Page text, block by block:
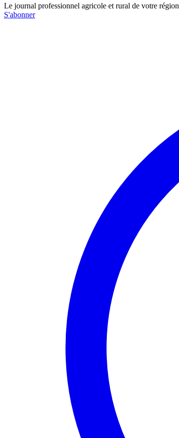
Le journal professionnel agricole et rural de votre région
S'abonner